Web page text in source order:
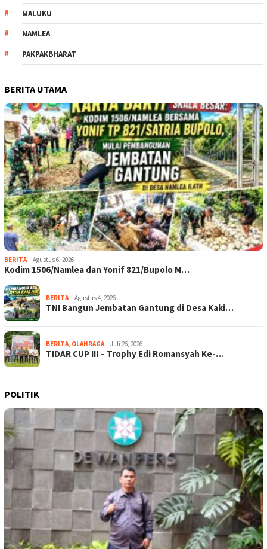
MALUKU
NAMLEA
PAKPAKBHARAT
BERITA UTAMA
BERITA Agustus 6, 2026
Kodim 1506/Namlea dan Yonif 821/Bupolo M…
BERITA Agustus 4, 2026
TNI Bangun Jembatan Gantung di Desa Kaki…
BERITA OLAHRAGA Juli 26, 2026
TIDAR CUP III – Trophy Edi Romansyah Ke-…
POLITIK